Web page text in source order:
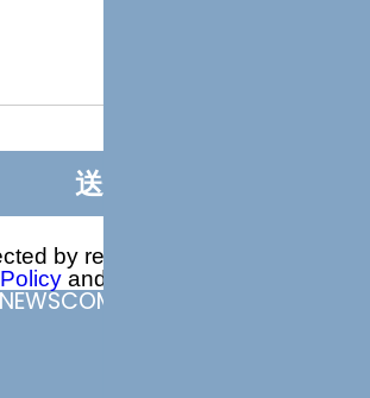
by reCAPTCHA and the
and
NEWSCOMPANY